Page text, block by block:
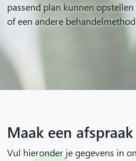
passend plan kunnen
of een andere
Maak een afspraak
Vul hieronder je gegevens in